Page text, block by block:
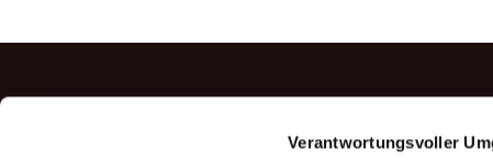
Verantwortungsvoller